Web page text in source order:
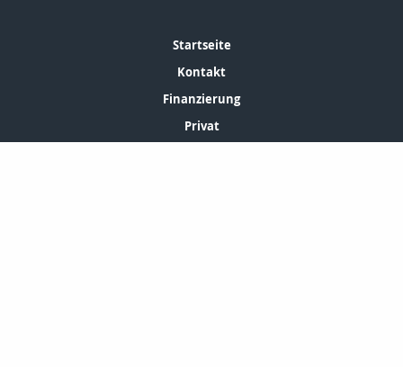
Startseite
Kontakt
Finanzierung
Privat